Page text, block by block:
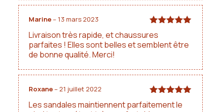
5
Marine–13 mars 2023
Livraison très rapide, et chaussures
parfaites ! Elles sont belles et semblent être
de bonne qualité. Merci!
5sur
5
Roxane– 21 juillet 2022
Les sandales maintiennent parfaitement le